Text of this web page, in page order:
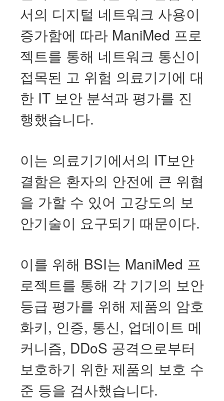
서의 디지털 네트워크 사용이
증가함에 따라 ManiMed 프로
젝트를 통해 네트워크 통신이
접목된 고 위험 의료기기에 대
한 IT 보안 분석과 평가를 진
행했습니다.
이는 의료기기에서의 IT보안
결함은 환자의 안전에 큰 위협
을 가할 수 있어 고강도의 보
안기술이 요구되기 때문이다.
이를 위해 BSI는 ManiMed 프
로젝트를 통해 각 기기의 보안
등급 평가를 위해 제품의 암호
화키, 인증, 통신, 업데이트 메
커니즘, DDoS 공격으로부터
보호하기 위한 제품의 보호 수
준 등을 검사했습니다.